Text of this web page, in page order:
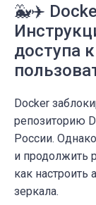
🐳✈️
доступа
Docker
репозиторию
России.
и продолжить
как настроить
зеркала.